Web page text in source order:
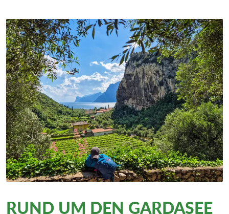
RUND UM DEN GARDASEE